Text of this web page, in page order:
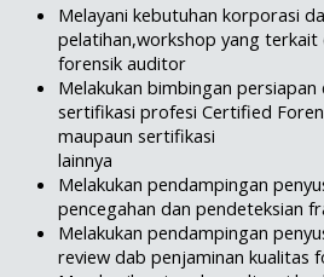
Melayani kebutuhan korporasi
pelatihan,workshop yang
forensik auditor
Melakukan bimbingan persiapan
sertifikasi profesi Certified
maupaun sertifikasi
lainnya
Melakukan pendampingan
pencegahan dan pendeteksian
Melakukan pendampingan
review dab penjaminan kualitas